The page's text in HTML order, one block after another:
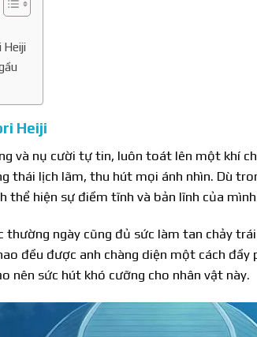
Heiji
Heiji
và nụ cười tự tin, luôn toát lên một khí
thái lịch lãm, thu hút mọi ánh nhìn. Dù
thể hiện sự điềm tĩnh và bản lĩnh của
thường ngày cũng đủ sức làm tan chảy
đều được anh chàng diện một cách
nên sức hút khó cưỡng cho nhân vật này.